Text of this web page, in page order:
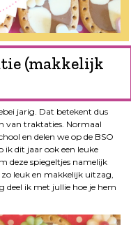
(makkelijk
jarig. Dat betekent dus
van traktaties. Normaal
en delen we op de BSO
ik dit jaar ook een leuke
deze spiegeltjes namelijk
leuk en makkelijk uitzag,
deel ik met jullie hoe je hem